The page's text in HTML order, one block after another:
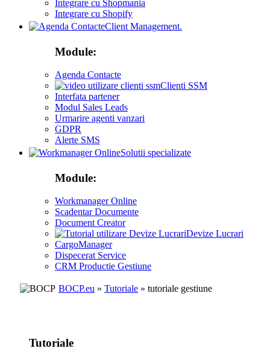
Integrare cu Shopmania
Integrare cu Shopify
Client Management.
Module:
Agenda Contacte
Clienti SSM
Interfata partener
Modul Sales Leads
Urmarire agenti vanzari
GDPR
Alerte SMS
Solutii specializate
Module:
Workmanager Online
Scadentar Documente
Document Creator
Devize Lucrari
CargoManager
Dispecerat Service
CRM Productie Gestiune
BOCP.eu » Tutoriale » tutoriale gestiune
Tutoriale